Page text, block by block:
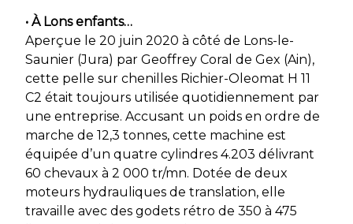
• À Lons enfants…
Aperçue le 20 juin 2020 à côté de Lons-le-
Saunier (Jura) par Geoffrey Coral de Gex (Ain),
cette pelle sur chenilles Richier-Oleomat H 11
C2 était toujours utilisée quotidiennement par
une entreprise. Accusant un poids en ordre de
marche de 12,3 tonnes, cette machine est
équipée d’un quatre cylindres 4.203 délivrant
60 chevaux à 2 000 tr/mn. Dotée de deux
moteurs hydrauliques de translation, elle
travaille avec des godets rétro de 350 à 475